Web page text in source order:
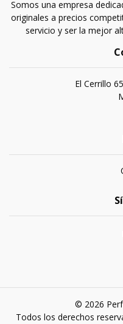
Somos una empresa
originales a precios
servicio y ser la mejor
El Cerrillo
© 2026
Todos los derechos